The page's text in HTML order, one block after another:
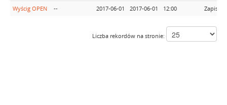
Wyścig OPEN -- 2017-06-01 2017-06-01 12:00 Zapisy
Liczba rekordów na stronie: